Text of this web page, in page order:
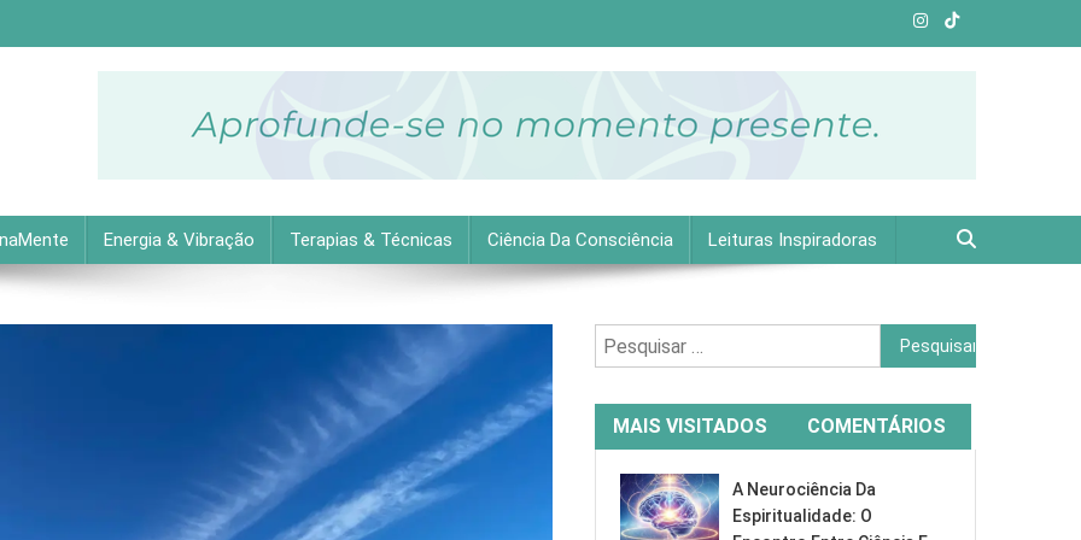
as melhores dicas práticas para uma vida equilibrada e plena.
Energia & Vibração Terapias & Técnicas Ciência Da Consciência Leituras Inspiradoras
Pesquisar
por:
MAIS VISITADOS COMENTÁRIOS
A Neurociência Da
Espiritualidade: O